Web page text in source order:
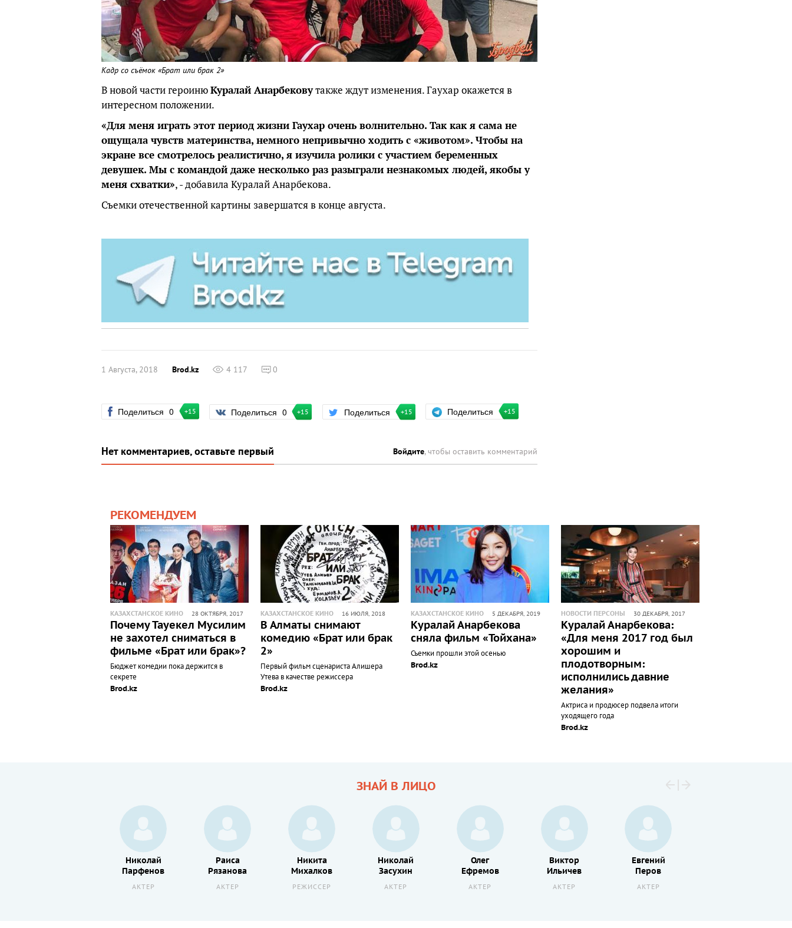
Кадр со съёмок «Брат или брак 2»
В новой части героинюКуралай Анарбековутакже ждут изменения. Гаухар окажется в
интересном положении.
«Для меня играть этот период жизни Гаухар очень волнительно. Так как я сама не
ощущала чувств материнства, немного непривычно ходить с «животом». Чтобы на
экране все смотрелось реалистично, я изучила ролики с участием беременных
девушек. Мы с командой даже несколько раз разыграли незнакомых людей, якобы у
меня схватки», - добавила Куралай Анарбекова.
Съемки отечественной картины завершатся в конце августа.
1 Августа, 2018 Brod.kz 4 117 0
Поделиться 0 +15 Поделиться 0 +15 Поделиться +15 Поделиться +15
Нет комментариев, оставьте первый Войдите, чтобы оставить комментарий
РЕКОМЕНДУЕМ
КАЗАХСТАНСКОЕ КИНО 28 ОКТЯБРЯ, 2017
Почему Тауекел Мусилим
не захотел сниматься в
фильме «Брат или брак»?
Бюджет комедии пока держится в
секрете
Brod.kz
КАЗАХСТАНСКОЕ КИНО 16 ИЮЛЯ, 2018
В Алматы снимают
комедию «Брат или брак
2»
Первый фильм сценариста Алишера
Утева в качестве режиссера
Brod.kz
КАЗАХСТАНСКОЕ КИНО 5 ДЕКАБРЯ, 2019
Куралай Анарбекова
сняла фильм «Тойхана»
Съемки прошли этой осенью
Brod.kz
НОВОСТИ ПЕРСОНЫ 30 ДЕКАБРЯ, 2017
Куралай Анарбекова:
«Для меня 2017 год был
хорошим и
плодотворным:
исполнились давние
желания»
Актриса и продюсер подвела итоги
уходящего года
Brod.kz
ЗНАЙ В ЛИЦО
Николай
Парфенов
АКТЕР
Раиса
Рязанова
АКТЕР
Никита
Михалков
РЕЖИССЕР
Николай
Засухин
АКТЕР
Олег
Ефремов
АКТЕР
Виктор
Ильичев
АКТЕР
Евгений
Перов
АКТЕР